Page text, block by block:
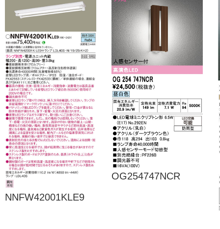
NNFW42001KLE9
OG254747NCR